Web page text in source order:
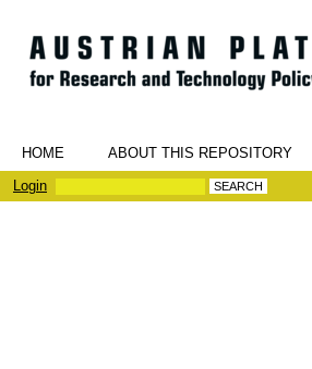
HOME ABOUT THIS REPOSITORY
Login